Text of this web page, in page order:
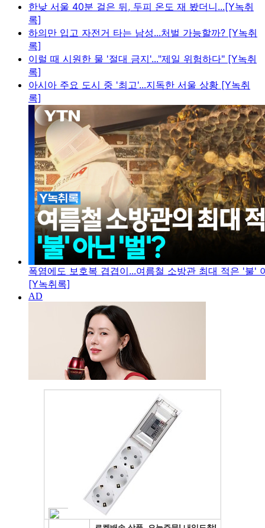
한낮 서울 40분 걸은 뒤, 두피 온도 재 봤더니...[Y녹취
록]
하의만 입고 자전거 타는 남성...처벌 가능할까? [Y녹취
록]
이럴 때 시원한 물 '절대 금지'..."제일 위험하다" [Y녹취
록]
아시아 주요 도시 중 '최고'...지독한 서울 상황 [Y녹취
록]
폭염에도 보호복 겹겹이...여름철 소방관 최대 적은 '불'
[Y녹취록]